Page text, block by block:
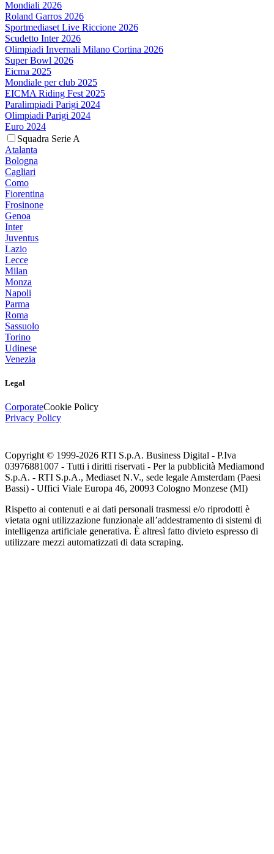
Mondiali 2026
Roland Garros 2026
Sportmediaset Live Riccione 2026
Scudetto Inter 2026
Olimpiadi Invernali Milano Cortina 2026
Super Bowl 2026
Eicma 2025
Mondiale per club 2025
EICMA Riding Fest 2025
Paralimpiadi Parigi 2024
Olimpiadi Parigi 2024
Euro 2024
Squadra Serie A
Atalanta
Bologna
Cagliari
Como
Fiorentina
Frosinone
Genoa
Inter
Juventus
Lazio
Lecce
Milan
Monza
Napoli
Parma
Roma
Sassuolo
Torino
Udinese
Venezia
Legal
CorporateCookie Policy
Privacy Policy
Copyright © 1999-2026 RTI S.p.A. Business Digital - P.Iva
03976881007 - Tutti i diritti riservati - Per la pubblicità Mediamond
S.p.A. - RTI S.p.A., Mediaset N.V., sede legale Amsterdam (Paesi
Bassi) - Uffici Viale Europa 46, 20093 Cologno Monzese (MI)
Rispetto ai contenuti e ai dati personali trasmessi e/o riprodotti è
vietata ogni utilizzazione funzionale all’addestramento di sistemi di
intelligenza artificiale generativa. È altresì fatto divieto espresso di
utilizzare mezzi automatizzati di data scraping.